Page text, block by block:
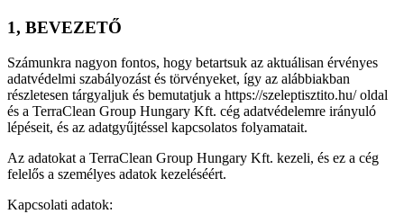
1, BEVEZETŐ
Számunkra nagyon fontos, hogy betartsuk az aktuálisan érvényes
adatvédelmi szabályozást és törvényeket, így az alábbiakban
részletesen tárgyaljuk és bemutatjuk a https://szeleptisztito.hu/ oldal
és a TerraClean Group Hungary Kft. cég adatvédelemre irányuló
lépéseit, és az adatgyűjtéssel kapcsolatos folyamatait.
Az adatokat a TerraClean Group Hungary Kft. kezeli, és ez a cég
felelős a személyes adatok kezeléséért.
Kapcsolati adatok: